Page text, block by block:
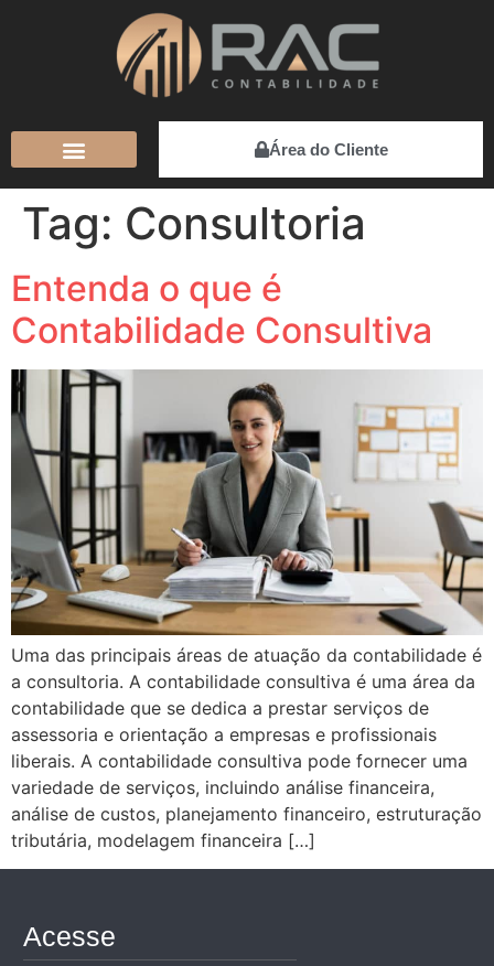
Área do Cliente
Tag: Consultoria
Entenda o que é
Contabilidade Consultiva
Uma das principais áreas de atuação da contabilidade é
a consultoria. A contabilidade consultiva é uma área da
contabilidade que se dedica a prestar serviços de
assessoria e orientação a empresas e profissionais
liberais. A contabilidade consultiva pode fornecer uma
variedade de serviços, incluindo análise financeira,
análise de custos, planejamento financeiro, estruturação
tributária, modelagem financeira […]
Acesse